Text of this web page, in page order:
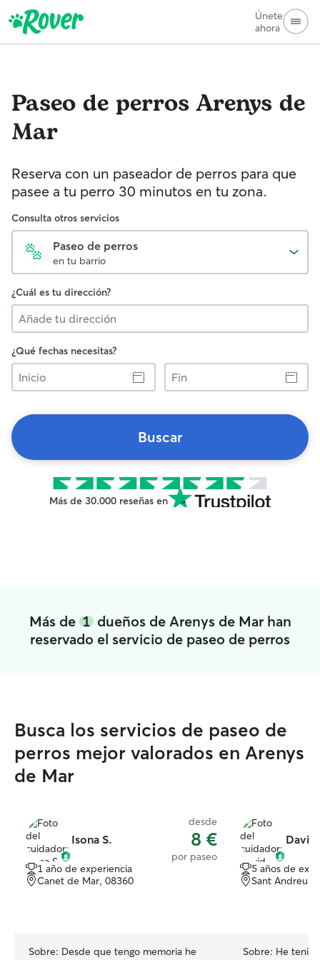
Únete
ahora
Paseo de perrosArenys de
Mar
Reserva con un paseador de perros para que
pasee a tu perro 30 minutos en tu zona.
Consulta otros servicios
Paseo de perros
en tu barrio
¿Cuál es tu dirección?
¿Qué fechas necesitas?
Inicio
Fin
Buscar
Más de 30.000 reseñas en
Más de 1dueños de Arenys de Mar han
reservado el servicio de paseo de perros
Busca los servicios de paseo de
perros mejor valorados en Arenys
de Mar
Isona S.
desde
8 €
por paseo
1 año de experiencia
Canet de Mar, 08360
Sobre: Desde que tengo memoria he
David
5 años de
Sant Andreu
Sobre: He